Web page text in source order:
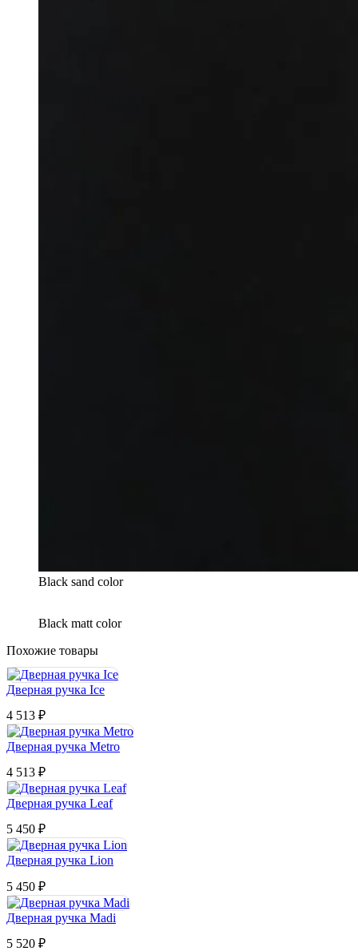
Black sand color
Black matt color
Похожие товары
Дверная ручка Ice
4 513 ₽
Дверная ручка Metro
4 513 ₽
Дверная ручка Leaf
5 450 ₽
Дверная ручка Lion
5 450 ₽
Дверная ручка Madi
5 520 ₽